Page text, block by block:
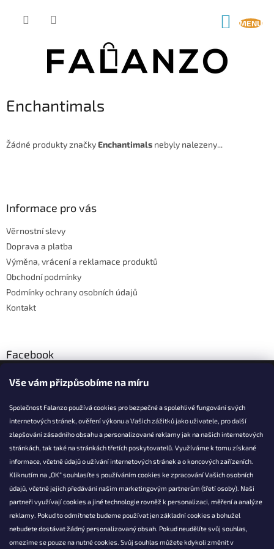
Vše vám přizpůsobíme na míru
Společnost Falanzo používá cookies pro bezpečné a spolehlivé fungování svých
internetových stránek, ověření výkonu a Vašich zážitků jako uživatele, pro další
zlepšování zásadního obsahu a personalizované reklamy jak na našich internetových
stránkách, tak také na stránkách třetích poskytovatelů. Využíváme k tomu získané
informace, včetně údajů o užívání internetových stránek a o koncových zařízeních.
Kliknutím na „OK“ souhlasíte s používáním cookies ke zpracování Vašich osobních
údajů, včetně jejich předávání našim marketingovým partnerům (třetí osoby). Naši
partneři využívají cookies a jiné technologie rovněž k personalizaci, měření a analýze
reklamy. Pokud to odmítnete budeme používat jen základní cookies a bohužel
nebudete dostávat žádný personalizovaný obsah. Pokud neudělíte svůj souhlas,
omezíme se pouze na nutné cookies. Svůj souhlas můžete kdykoli změnit v
Enchantimals
Žádné produkty značky Enchantimals nebyly nalezeny...
Informace pro vás
Věrnostní slevy
Doprava a platba
Výměna, vrácení a reklamace produktů
Obchodní podmínky
Podmínky ochrany osobních údajů
Kontakt
Facebook
KONTAKT
info@falanzo.cz
Falanzo.cz
FalanzoCZ